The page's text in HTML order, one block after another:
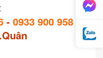
- 0933 900 958